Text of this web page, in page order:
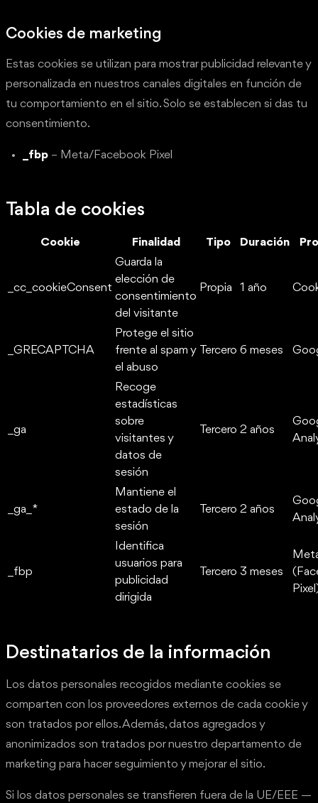
Cookies de marketing
Estas cookies se utilizan para mostrar publicidad relevante y
personalizada en nuestros canales digitales en función de
tu comportamiento en el sitio. Solo se establecen si das tu
consentimiento.
_fbp – Meta/Facebook Pixel
Tabla de cookies
Cookie Finalidad Tipo Duración
_cc_cookieConsent
Guarda la
elección de
consentimiento
del visitante
Propia 1 año
_GRECAPTCHA
Protege el sitio
frente al spam y
el abuso
Tercero 6 meses
_ga
Recoge
estadísticas
sobre
visitantes y
datos de
sesión
Tercero 2 años
_ga_*
Mantiene el
estado de la
sesión
Tercero 2 años
_fbp
Identifica
usuarios para
publicidad
dirigida
Tercero 3 meses
Destinatarios de la información
Los datos personales recogidos mediante cookies se
comparten con los proveedores externos de cada cookie y
son tratados por ellos. Además, datos agregados y
anonimizados son tratados por nuestro departamento de
marketing para hacer seguimiento y mejorar el sitio.
Si los datos personales se transfieren fuera de la UE/EEE —